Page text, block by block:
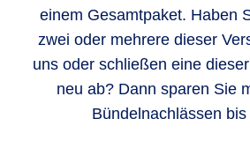
einem Gesamtpaket. Haben
zwei oder mehrere dieser
uns oder schließen eine
neu ab? Dann sparen Sie
Bündelnachlässen